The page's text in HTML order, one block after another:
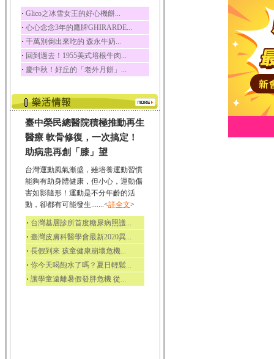
五味子
五味子性質溫熱所含營
養成分有揮發油、檸...
草魚
草魚含有維生素A、維生
素C、及豐富的蛋白...
‧ Glico之冰雪女王的好心機餅...
‧ 心心念念3年的鷹牌GHIRARDE...
‧ 千萬別倒出來吃的 森永牛奶...
‧ 回到過去！1955美式培根牛肉...
‧ 慶中秋！好丘的「老外月餅」...
臺中榮民總醫院積極推動再生
醫療 軟骨修復，一次搞定！
助病患再創「膝」望
台灣運動風氣漸盛，雖培養運動習慣
能夠有助身體健康，但小心，運動傷
害如影隨形！運動是不分年齡的活
動，卻都有可能發生.......<詳全文>
‧ 台灣基層診所首度糖尿病照護...
‧ 臺灣皮膚科醫學會最新2020異...
‧ 長假到來 孩童健康崩壞危機...
‧ 你今天喝飽水了嗎？夏日輕鬆...
‧ 讓學童遠離暑假發胖危機 從...